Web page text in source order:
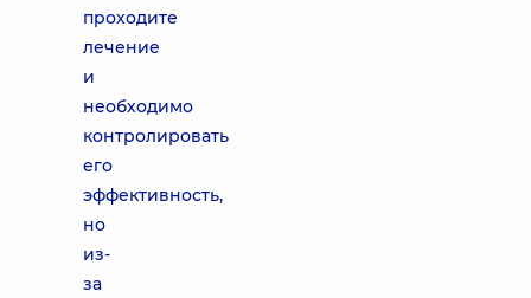
проходите
лечение
и
необходимо
контролировать
его
эффективность,
но
из-
за